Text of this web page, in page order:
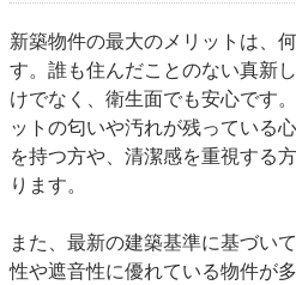
新築物件の最大のメリットは、
す。誰も住んだことのない真新
けでなく、衛生面でも安心です
ットの匂いや汚れが残っている
を持つ方や、清潔感を重視する
ります。
また、最新の建築基準に基づい
性や遮音性に優れている物件が